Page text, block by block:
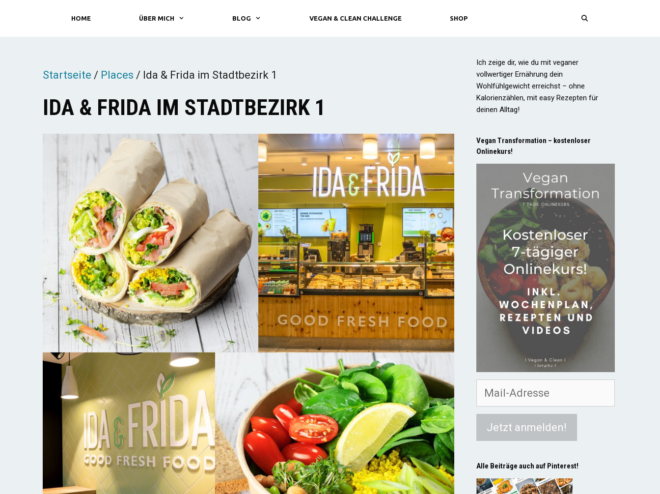
HOME ÜBER MICH BLOG VEGAN & CLEAN CHALLENGE SHOP
Startseite / Places / Ida & Frida im Stadtbezirk 1
IDA & FRIDA IM STADTBEZIRK 1
Ich zeige dir, wie du mit veganer
vollwertiger Ernährung dein
Wohlfühlgewicht erreichst – ohne
Kalorienzählen, mit easy Rezepten für
deinen Alltag!
Vegan Transformation – kostenloser
Onlinekurs!
Alle Beiträge auch auf Pinterest!